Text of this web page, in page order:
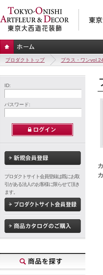
プロダクトトップ プラス・ワン
ID:
パスワード:
プロダクトサイト会員登録は既にお取
引がある法人のお客様に限らせて頂き
ます。